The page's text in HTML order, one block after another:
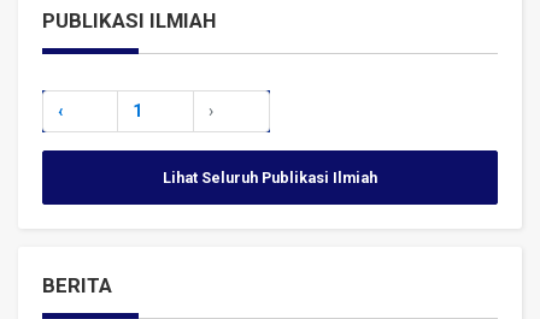
PUBLIKASI ILMIAH
‹ 1 ›
Lihat Seluruh Publikasi Ilmiah
BERITA